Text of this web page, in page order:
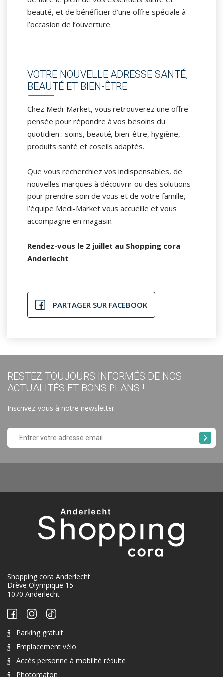
beauté, et de bénéficier d’une offre spéciale à
l’occasion de l’ouverture.
VOTRE NOUVELLE ADRESSE SANTÉ,
BEAUTÉ ET BIEN-ÊTRE
Chez Medi-Market, vous retrouverez une offre
pensée pour répondre à vos besoins du
quotidien : soins, beauté, bien-être, hygiène,
produits santé et coseils adaptés.
Que vous recherchiez vos indispensables, de
nouvelles marques à découvrir ou des solutions
pour prendre soin de vous et de votre famille,
l’équipe Medi-Market vous accueille et vous
accompagne en magasin.
Rendez-vous le 2 juillet au Shopping cora
Anderlecht
PARTAGER SUR FACEBOOK
RESTEZ TOUJOURS INFORMÉS DE NOS
ACTUALITÉS ET BONS PLANS !
Inscrivez-vous à notre newsletter.
Shopping cora Anderlecht
Drève Olympique 15
1070 Anderlecht
Parking gratuit
Emplacement vélo
Accès personne à mobilité réduite
Photomaton